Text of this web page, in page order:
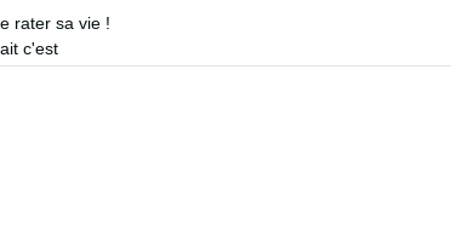
rater sa vie !
c'est